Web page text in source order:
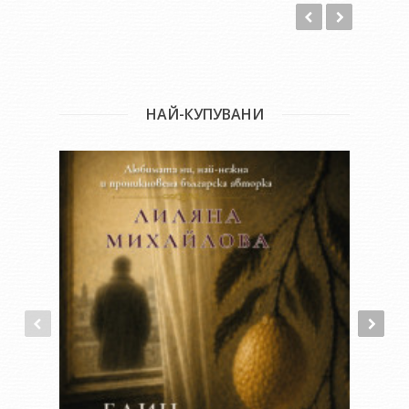
че моята молба е: мрази ме или ме обичай, но безразличен
Пишех ги така: оглеждам се, погледът ми търси, попада,
извършва се странната и невероятна реакция между
външно за човека събитие и човешки ум... И аз сядах и
написвах за час, за два, за ден един малък етюд, малък
къс поезия без рими или както щеш го наречи. После го
А сега дойде време ти да се сблъскаш с моя труд, с моя
живот, с моя гледан десет години син. Един от синовете ми.
Както и да е. Просто още една книга...
Но все пак... бъди сериозен!
НАЙ-КУПУВАНИ